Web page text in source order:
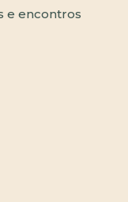
e encontros